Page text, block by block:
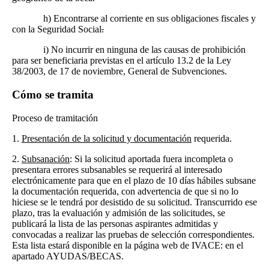
h) Encontrarse al corriente en sus obligaciones fiscales y
con la Seguridad Social.
i) No incurrir en ninguna de las causas de prohibición
para ser beneficiaria previstas en el artículo 13.2 de la Ley
38/2003, de 17 de noviembre, General de Subvenciones.
Cómo se tramita
Proceso de tramitación
1. Presentación de la solicitud y documentación requerida.
2. Subsanación: Si la solicitud aportada fuera incompleta o
presentara errores subsanables se requerirá al interesado
electrónicamente para que en el plazo de 10 días hábiles subsane
la documentación requerida, con advertencia de que si no lo
hiciese se le tendrá por desistido de su solicitud. Transcurrido ese
plazo, tras la evaluación y admisión de las solicitudes, se
publicará la lista de las personas aspirantes admitidas y
convocadas a realizar las pruebas de selección correspondientes.
Esta lista estará disponible en la página web de IVACE: en el
apartado AYUDAS/BECAS.